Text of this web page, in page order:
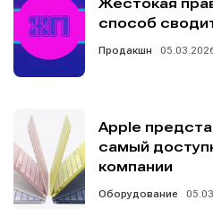
способ
Продакшн
Apple
самый
компании
Оборудование